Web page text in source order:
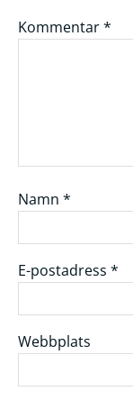
Kommentar*
Namn *
E-postadress *
Webbplats